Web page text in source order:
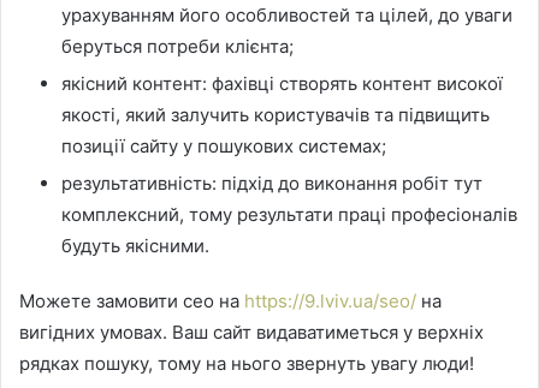
урахуванням його особливостей та цілей, до уваги
беруться потреби клієнта;
якісний контент: фахівці створять контент високої
якості, який залучить користувачів та підвищить
позиції сайту у пошукових системах;
результативність: підхід до виконання робіт тут
комплексний, тому результати праці професіоналів
будуть якісними.
Можете замовити сео на https://9.lviv.ua/seo/ на
вигідних умовах. Ваш сайт видаватиметься у верхніх
рядках пошуку, тому на нього звернуть увагу люди!